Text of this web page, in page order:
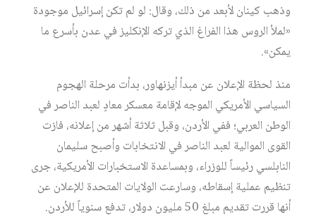
وذهب كينان لأبعد من ذلك، وقال: لو لم تكن إسرائيل موجودة
«لملأ الروس هذا الفراغ الذي تركه الإنكليز في عدن بأسرع ما
يمكن».
منذ لحظة الإعلان عن مبدأ أيزنهاور، بدأت مرحلة الهجوم
السياسي الأمريكي الموجه لإقامة معسكر معادٍ لعبد الناصر في
الوطن العربي؛ ففي الأردن، وقبل ثلاثة أشهر من إعلانه، فازت
القوى الموالية لعبد الناصر في الانتخابات وأصبح سليمان
النابلسي رئيساً للوزراء، وبمساعدة الاستخبارات الأمريكية، جرى
تنظيم عملية إسقاطه، وسارعت الولايات المتحدة للإعلان عن
أنها قررت تقديم مبلغ 50 مليون دولار، تدفع سنوياً للأردن.